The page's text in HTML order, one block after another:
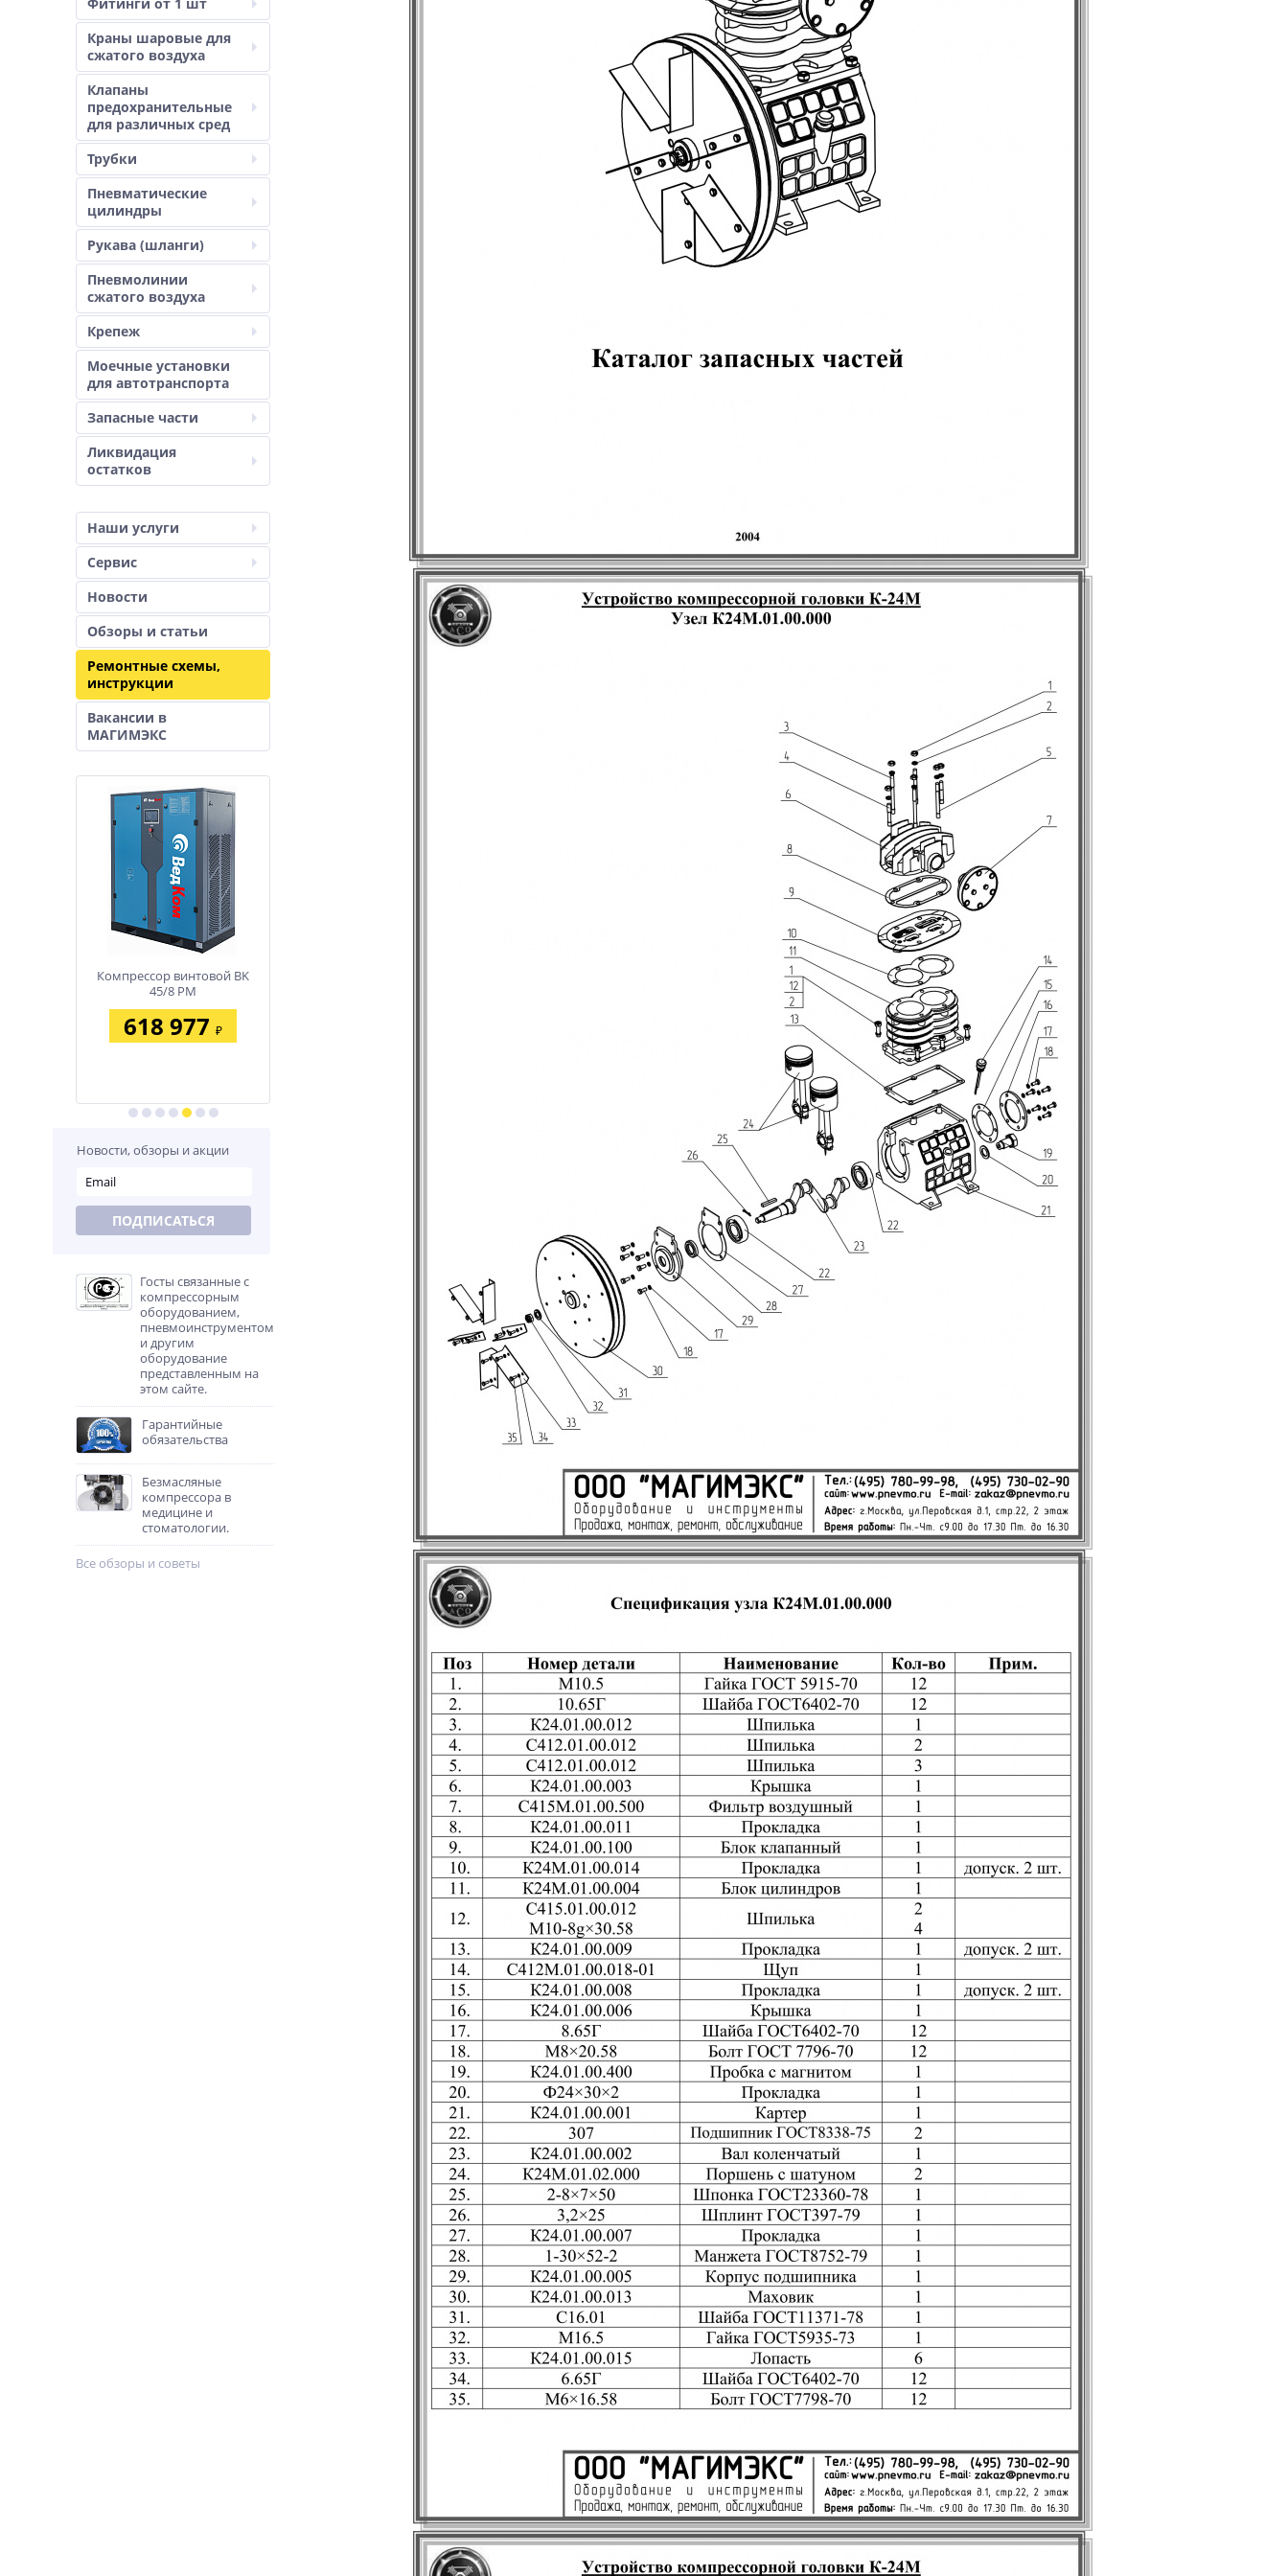
Краны шаровые для
сжатого воздуха
Клапаны
предохранительные
для различных сред
Трубки
Пневматические
цилиндры
Рукава (шланги)
Пневмолинии
сжатого воздуха
Крепеж
Моечные установки
для автотранспорта
Запасные части
Ликвидация
остатков
Наши услуги
Сервис
Новости
Обзоры и статьи
Ремонтные схемы,
инструкции
Вакансии в
МАГИМЭКС
Компрессор винтовой BK
45/8 PM
618 977 ₽
Ресивер воздушный РВ
78 787₽
Новости, обзоры и акции
ПОДПИСАТЬСЯ
Госты связанные с
компрессорным
оборудованием,
пневмоинструментом
и другим
оборудование
представленным на
этом сайте.
Гарантийные
обязательства
Безмасляные
компрессора в
медицине и
стоматологии.
Все обзоры и советы